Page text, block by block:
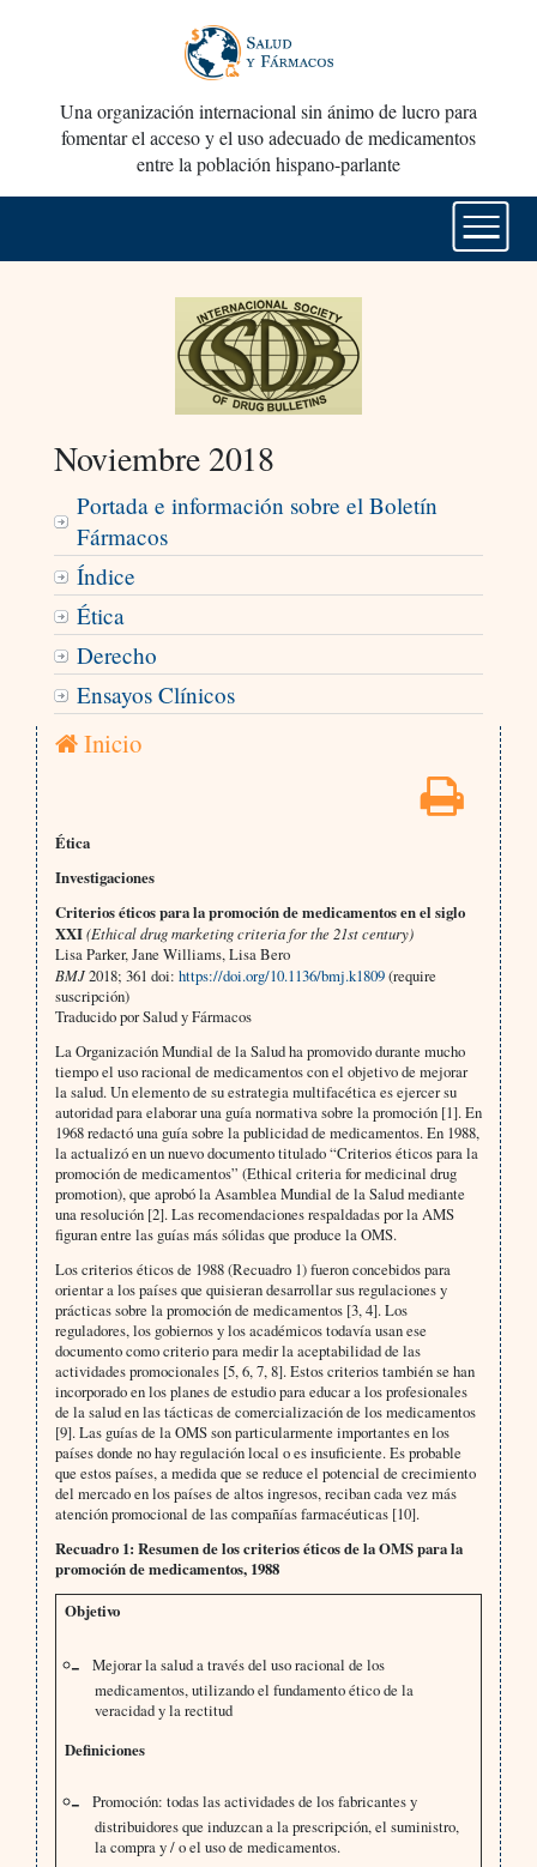
Una organización internacional sin ánimo de lucro para
fomentar el acceso y el uso adecuado de medicamentos
entre la población hispano-parlante
Noviembre 2018
Portada e información sobre el Boletín
Fármacos
Índice
Ética
Derecho
Ensayos Clínicos
Inicio
Ética
Investigaciones
Criterios éticos para la promoción de medicamentos en el siglo
XXI(Ethical drug marketing criteria for the 21st century)
Lisa Parker, Jane Williams, Lisa Bero
BMJ2018; 361 doi: https://doi.org/10.1136/bmj.k1809(require
suscripción)
Traducido por Salud y Fármacos
La Organización Mundial de la Salud ha promovido durante mucho
tiempo el uso racional de medicamentos con el objetivo de mejorar
la salud. Un elemento de su estrategia multifacética es ejercer su
autoridad para elaborar una guía normativa sobre la promoción [1]. En
1968 redactó una guía sobre la publicidad de medicamentos. En 1988,
la actualizó en un nuevo documento titulado “Criterios éticos para la
promoción de medicamentos” (Ethical criteria for medicinal drug
promotion), que aprobó la Asamblea Mundial de la Salud mediante
una resolución [2]. Las recomendaciones respaldadas por la AMS
figuran entre las guías más sólidas que produce la OMS.
Los criterios éticos de 1988 (Recuadro 1) fueron concebidos para
orientar a los países que quisieran desarrollar sus regulaciones y
prácticas sobre la promoción de medicamentos [3, 4]. Los
reguladores, los gobiernos y los académicos todavía usan ese
documento como criterio para medir la aceptabilidad de las
actividades promocionales [5, 6, 7, 8]. Estos criterios también se han
incorporado en los planes de estudio para educar a los profesionales
de la salud en las tácticas de comercialización de los medicamentos
[9]. Las guías de la OMS son particularmente importantes en los
países donde no hay regulación local o es insuficiente. Es probable
que estos países, a medida que se reduce el potencial de crecimiento
del mercado en los países de altos ingresos, reciban cada vez más
atención promocional de las compañías farmacéuticas [10].
Recuadro 1: Resumen de los criterios éticos de la OMS para la
promoción de medicamentos, 1988
Objetivo
Mejorar la salud a través del uso racional de los
medicamentos, utilizando el fundamento ético de la
veracidad y la rectitud
Definiciones
Promoción: todas las actividades de los fabricantes y
distribuidores que induzcan a la prescripción, el suministro,
la compra y / o el uso de medicamentos.